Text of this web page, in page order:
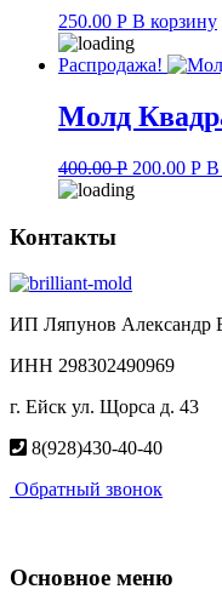
250.00 Р В корзину
Распродажа!
Молд
400.00Р Original
price
200.00 Р В
Контакты
ИП Ляпунов Александр
ИНН 298302490969
г. Ейск ул. Щорса д. 43
8(928)430-40-40
Обратный звонок
Основное меню